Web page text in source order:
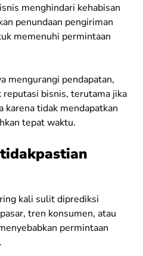
menghindari kehabisan
penundaan pengiriman
memenuhi permintaan
mengurangi pendapatan,
bisnis, terutama jika
karena tidak mendapatkan
tepat waktu.
kali sulit diprediksi
tren konsumen, atau
permintaan